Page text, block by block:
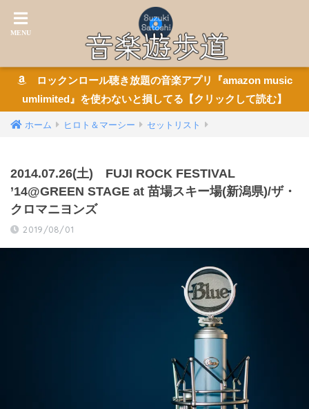
ロックンロール聴き放題の音楽アプリ『amazon music
umlimited』を使わないと損してる【クリックして読む】
ホーム ヒロト＆マーシー セットリスト
2014.07.26(土) FUJI ROCK FESTIVAL
’14@GREEN STAGE at 苗場スキー場(新潟県)/ザ・
クロマニヨンズ
2019/08/01